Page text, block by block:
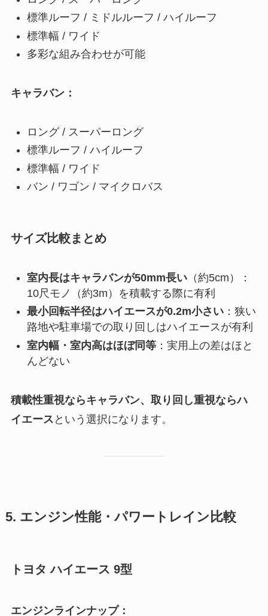
標準ルーフ / ミドルルーフ / ハイルーフ
標準幅 / ワイド
多彩な組み合わせが可能
キャラバン：
ロング / スーパーロング
標準ルーフ / ハイルーフ
標準幅 / ワイド
バン / ワゴン / マイクロバス
サイズ比較まとめ
室内長はキャラバンが50mm長い（約5cm）：
10尺モノ（約3m）を積載する際に有利
最小回転半径はハイエースが0.2m小さい：狭い
路地や駐車場での取り回しはハイエースが有利
室内幅・室内高はほぼ同等：実用上の差はほと
んどない
積載性重視ならキャラバン、取り回し重視ならハ
イエース という選択になります。
5. エンジン性能・パワートレイン比較
トヨタ ハイエース 9型
エンジンラインナップ：